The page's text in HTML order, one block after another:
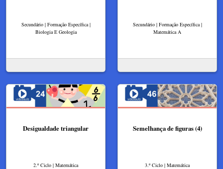
Secundário | Formação Específica |
Biologia E Geologia
Secundário | Formação Específica |
Matemática A
Desigualdade triangular
2.º Ciclo | Matemática
Semelhança de figuras (4)
3.º Ciclo | Matemática